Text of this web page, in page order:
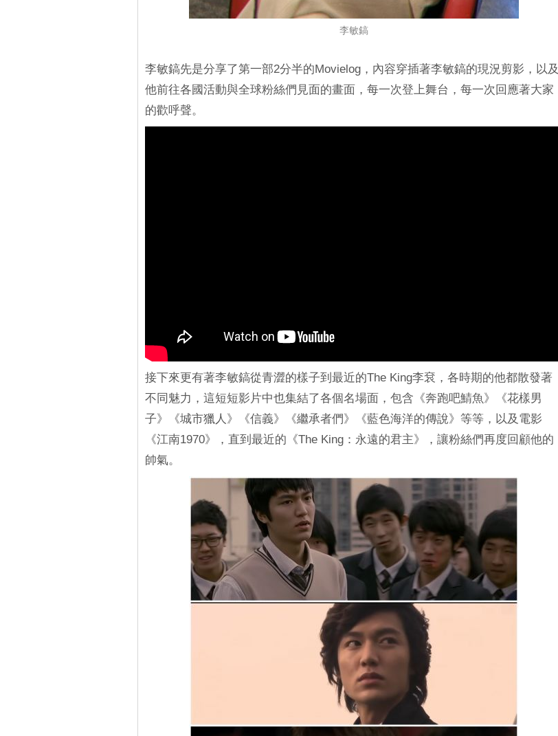
李敏鎬
李敏鎬先是分享了第一部2分半的Movielog，內容穿插著李敏鎬的現況剪影，以及
他前往各國活動與全球粉絲們見面的畫面，每一次登上舞台，每一次回應著大家
的歡呼聲。
接下來更有著李敏鎬從青澀的樣子到最近的The King李袞，各時期的他都散發著
不同魅力，這短短影片中也集結了各個名場面，包含《奔跑吧鯖魚》《花樣男
子》《城市獵人》《信義》《繼承者們》《藍色海洋的傳說》等等，以及電影
《江南1970》，直到最近的《The King：永遠的君主》，讓粉絲們再度回顧他的
帥氣。